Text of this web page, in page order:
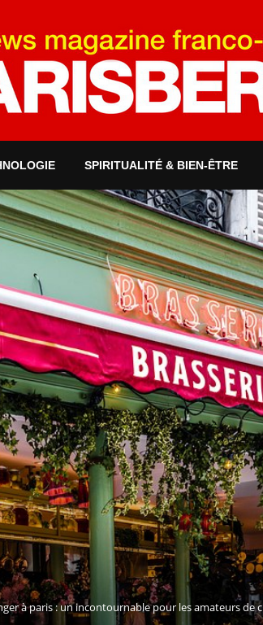
SPIRITUALITÉ & BIEN-ÊTRE
à paris : un incontournable pour les amateurs de